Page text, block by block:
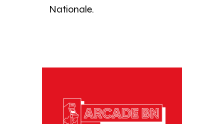
Nationale.